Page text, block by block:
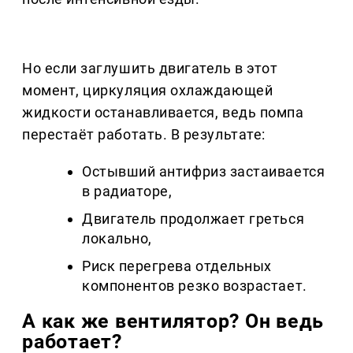
Но если заглушить двигатель в этот
момент, циркуляция охлаждающей
жидкости останавливается, ведь помпа
перестаёт работать. В результате:
Остывший антифриз застаивается
в радиаторе,
Двигатель продолжает греться
локально,
Риск перегрева отдельных
компонентов резко возрастает.
А как же вентилятор? Он ведь
работает?